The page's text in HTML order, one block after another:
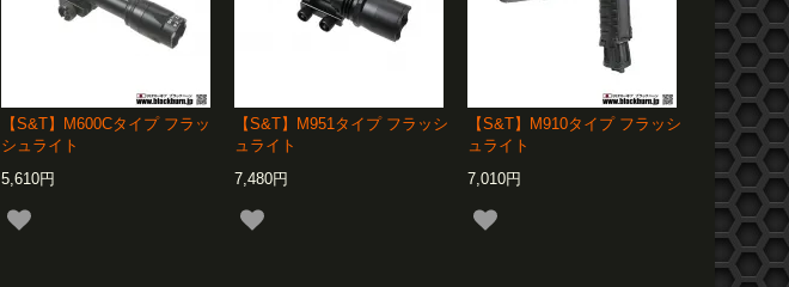
【S&T】M600Cタイプ フラッ
シュライト
5,610円
【S&T】M951タイプ フラッシ
ュライト
7,480円
【S&T】M910タイプ フラッシ
ュライト
7,010円